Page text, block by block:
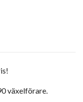
växelförare.